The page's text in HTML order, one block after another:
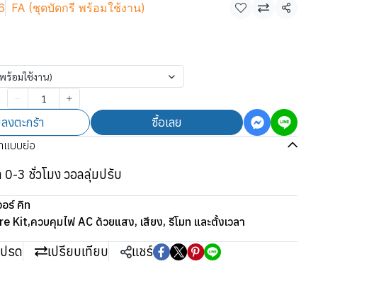
FA (ชุดบัดกรี พร้อมใช้งาน)
แชร์
ร้อมใช้งาน)
งตะกร้า ซื้อเลย
แบบย่อ
0-3 ชั่วโมง วอลลุ่มปรับ
อร์ คิท
Kit,ควบคุมไฟ AC ด้วยแสง, เสียง, รีโมท และตั้งเวลา
รด เปรียบเทียบ แชร์